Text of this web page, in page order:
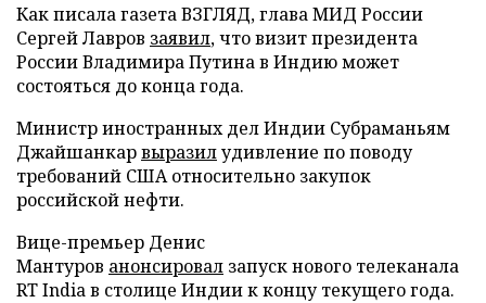
Как писала газета ВЗГЛЯД, глава МИД России
Сергей Лавров заявил, что визит президента
России Владимира Путина в Индию может
состояться до конца года.
Министр иностранных дел Индии Субраманьям
Джайшанкарвыразилудивление по поводу
требований США относительно закупок
российской нефти.
Вице-премьер Денис
Мантуров анонсировал запуск нового телеканала
RT India в столице Индии к концу текущего года.